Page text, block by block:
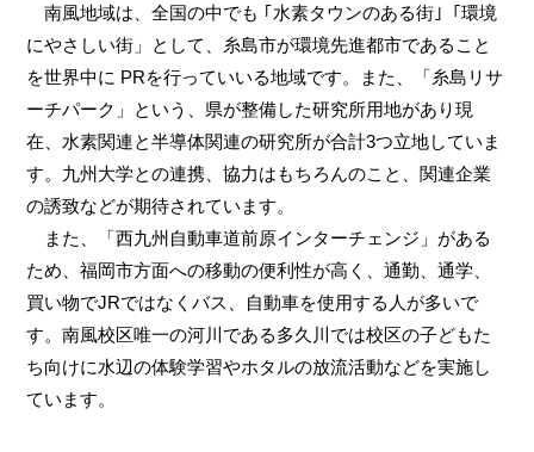
南風地域は、全国の中でも ｢水素タウンのある街｣「環境
にやさしい街」として、糸島市が環境先進都市であること
を世界中に PRを行っていいる地域です。また、「糸島リサ
ーチパーク」という、県が整備した研究所用地があり現
在、水素関連と半導体関連の研究所が合計3つ立地していま
す。九州大学との連携、協力はもちろんのこと、関連企業
の誘致などが期待されています。
また、「西九州自動車道前原インターチェンジ」がある
ため、福岡市方面への移動の便利性が高く、通勤、通学、
買い物でJRではなくバス、自動車を使用する人が多いで
す。南風校区唯一の河川である多久川では校区の子どもた
ち向けに水辺の体験学習やホタルの放流活動などを実施し
ています。